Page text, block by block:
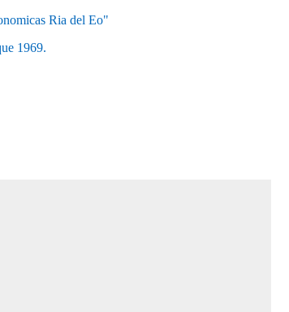
Ria del Eo"
1969.